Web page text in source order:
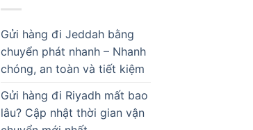
Gửi hàng đi Jeddah bằng
chuyển phát nhanh – Nhanh
chóng, an toàn và tiết kiệm
Gửi hàng đi Riyadh mất bao
lâu? Cập nhật thời gian vận